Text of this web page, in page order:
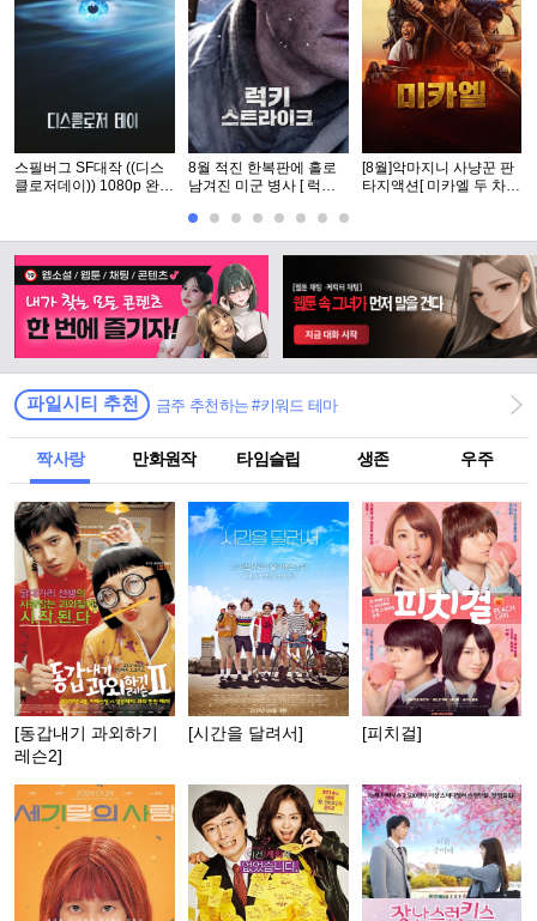
스필버그 SF대작 ((디스
클로저데이)) 1080p 완벽
8월 적진 한복판에 홀로
남겨진 미군 병사 [ 럭키
완벽자막
[8월]악마지니 사냥꾼 판
타지액션[ 미카엘 두 차원
파일시티 추천 금주 추천하는 #키워드 테마
짝사랑 만화원작 타임슬립 생존 우주
[동갑내기 과외하기
레슨2]
[시간을 달려서] [피치걸]